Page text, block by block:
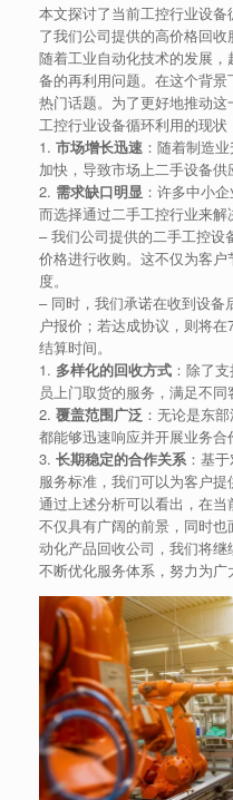
本文探讨了当前工控行业设
了我们公司提供的高价格回收
随着工业自动化技术的发展
备的再利用问题。在这个背景
热门话题。为了更好地推动
工控行业设备循环利用的现状
1. 市场增长迅速 ：随着制造
加快，导致市场上二手设备供
2. 需求缺口明显 ：许多中小
而选择通过二手工控行业来解
– 我们公司提供的二手工控设
价格进行收购。这不仅为客
度。
– 同时，我们承诺在收到设备
户报价；若达成协议，则将
结算时间。
1. 多样化的回收方式 ：除了
员上门取货的服务，满足不同
2. 覆盖范围广泛 ：无论是东
都能够迅速响应并开展业务合
3. 长期稳定的合作关系 ：基
服务标准，我们可以为客户提
通过上述分析可以看出，在当
不仅具有广阔的前景，同时
动化产品回收公司，我们将继
不断优化服务体系，努力为广